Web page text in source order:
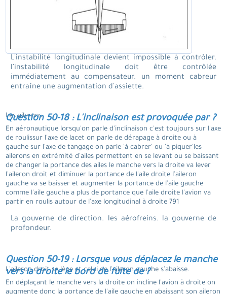
L'instabilité longitudinale devient impossible à contrôler.
l'instabilité longitudinale doit être contrôlée
immédiatement au compensateur. un moment cabreur
entraîne une augmentation d'assiette.
Question 50-18 : L'inclinaison est provoquée par ?
Les ailerons.
En aéronautique lorsqu'on parle d'inclinaison c'est toujours sur l'axe
de roulissur l'axe de lacet on parle de dérapage à droite ou à
gauche sur l'axe de tangage on parle 'à cabrer' ou 'à piquer'les
ailerons en extrémité d'ailes permettent en se levant ou se baissant
de changer la portance des ailes le manche vers la droite va lever
l'aileron droit et diminuer la portance de l'aile droite l'aileron
gauche va se baisser et augmenter la portance de l'aile gauche
comme l'aile gauche a plus de portance que l'aile droite l'avion va
partir en roulis autour de l'axe longitudinal à droite 791
La gouverne de direction. les aérofreins. la gouverne de
profondeur.
Question 50-19 : Lorsque vous déplacez le manche
vers la droite le bord de fuite de ?
L'aileron droit se lève et celui de l'aileron gauche s'abaisse.
En déplaçant le manche vers la droite on incline l'avion à droite on
augmente donc la portance de l'aile gauche en abaissant son aileron